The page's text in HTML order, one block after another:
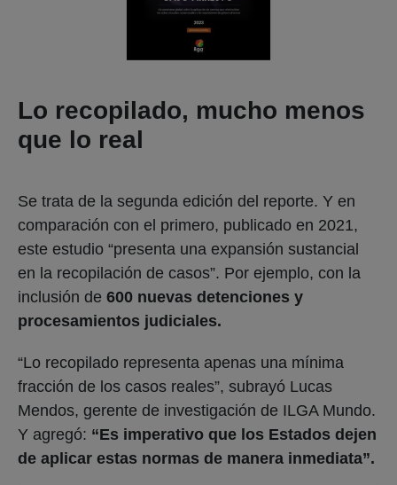
Lo recopilado, mucho menos
que lo real
Se trata de la segunda edición del reporte. Y en
comparación con el primero, publicado en 2021,
este estudio “presenta una expansión sustancial
en la recopilación de casos”. Por ejemplo, con la
inclusión de 600 nuevas detenciones y
procesamientos judiciales.
“Lo recopilado representa apenas una mínima
fracción de los casos reales”, subrayó Lucas
Mendos, gerente de investigación de ILGA Mundo.
Y agregó: “Es imperativo que los Estados dejen
de aplicar estas normas de manera inmediata”.